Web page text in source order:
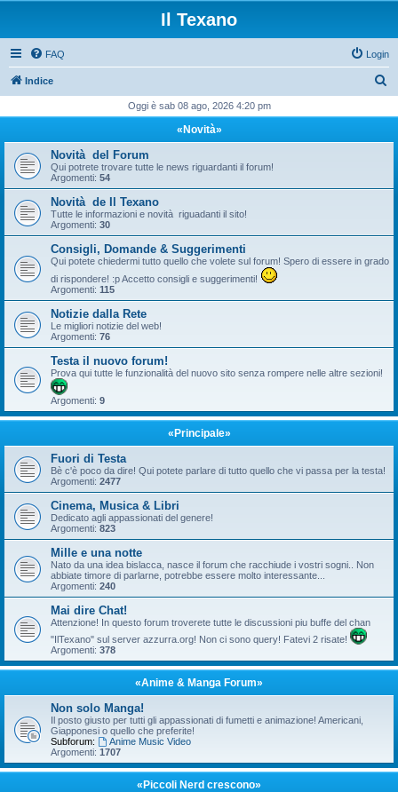
Il Texano
FAQ Login
Indice
c
Oggi è sab 08 ago, 2026 4:20 pm
«Novità»
Novità del Forum
Qui potrete trovare tutte le news riguardanti il forum!
Argomenti: 54
Novità de Il Texano
Tutte le informazioni e novità riguadanti il sito!
Argomenti: 30
Consigli, Domande & Suggerimenti
Qui potete chiedermi tutto quello che volete sul forum! Spero di essere in grado
di rispondere! :p Accetto consigli e suggerimenti!
Argomenti: 115
Notizie dalla Rete
Le migliori notizie del web!
Argomenti: 76
Testa il nuovo forum!
Prova qui tutte le funzionalità del nuovo sito senza rompere nelle altre sezioni!
Argomenti: 9
«Principale»
Fuori di Testa
Bè c'è poco da dire! Qui potete parlare di tutto quello che vi passa per la testa!
Argomenti: 2477
Cinema, Musica & Libri
Dedicato agli appassionati del genere!
Argomenti: 823
Mille e una notte
Nato da una idea bislacca, nasce il forum che racchiude i vostri sogni.. Non
abbiate timore di parlarne, potrebbe essere molto interessante...
Argomenti: 240
Mai dire Chat!
Attenzione! In questo forum troverete tutte le discussioni piu buffe del chan
"IlTexano" sul server azzurra.org! Non ci sono query! Fatevi 2 risate!
Argomenti: 378
«Anime & Manga Forum»
Non solo Manga!
Il posto giusto per tutti gli appassionati di fumetti e animazione! Americani,
Giapponesi o quello che preferite!
Subforum:
Anime Music Video
Argomenti: 1707
«Piccoli Nerd crescono»